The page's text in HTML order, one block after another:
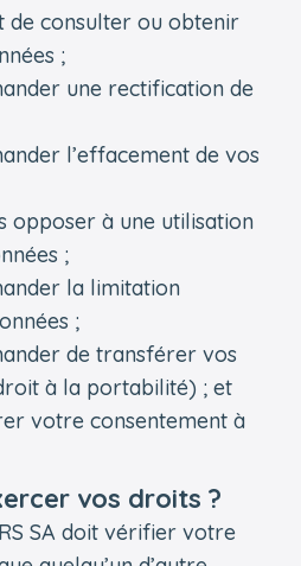
de consulter ou obtenir
;
une rectification de
l’effacement de vos
opposer à une utilisation
;
la limitation
;
de transférer vos
à la portabilité) ; et
votre consentement à
vos droits ?
SA doit vérifier votre